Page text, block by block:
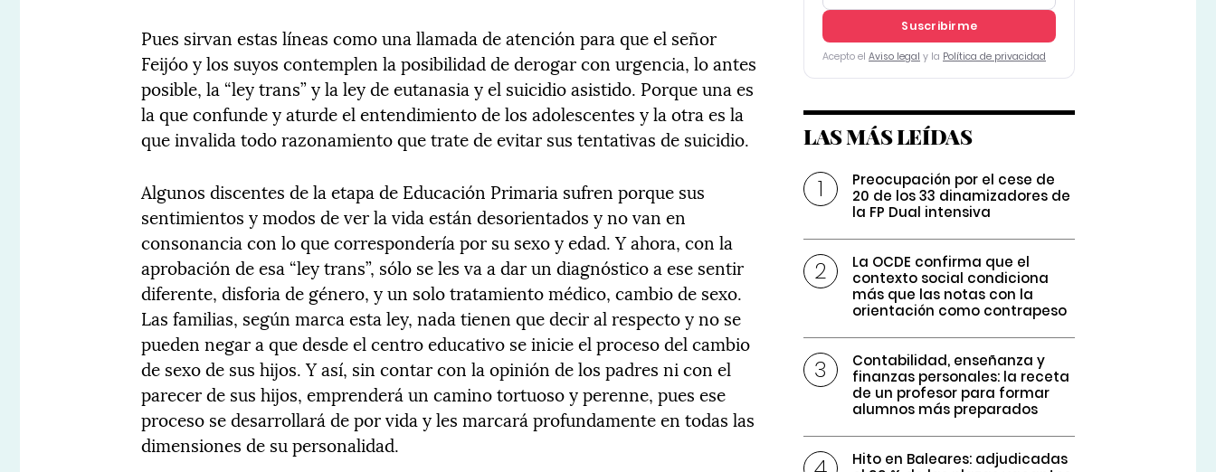
Pues sirvan estas líneas como una llamada de atención para que el señor
Feijóo y los suyos contemplen la posibilidad de derogar con urgencia, lo antes
posible, la “ley trans” y la ley de eutanasia y el suicidio asistido. Porque una es
la que confunde y aturde el entendimiento de los adolescentes y la otra es la
que invalida todo razonamiento que trate de evitar sus tentativas de suicidio.
Algunos discentes de la etapa de Educación Primaria sufren porque sus
sentimientos y modos de ver la vida están desorientados y no van en
consonancia con lo que correspondería por su sexo y edad. Y ahora, con la
aprobación de esa “ley trans”, sólo se les va a dar un diagnóstico a ese sentir
diferente, disforia de género, y un solo tratamiento médico, cambio de sexo.
Las familias, según marca esta ley, nada tienen que decir al respecto y no se
pueden negar a que desde el centro educativo se inicie el proceso del cambio
de sexo de sus hijos. Y así, sin contar con la opinión de los padres ni con el
parecer de sus hijos, emprenderá un camino tortuoso y perenne, pues ese
proceso se desarrollará de por vida y les marcará profundamente en todas las
dimensiones de su personalidad.
Suscribirme
Acepto el Aviso legal y la Política de privacidad
LAS MÁS LEÍDAS
Preocupación por el cese de
20 de los 33 dinamizadores de
la FP Dual intensiva
La OCDE confirma que el
contexto social condiciona
más que las notas con la
orientación como contrapeso
Contabilidad, enseñanza y
finanzas personales: la receta
de un profesor para formar
alumnos más preparados
Hito en Baleares: adjudicadas